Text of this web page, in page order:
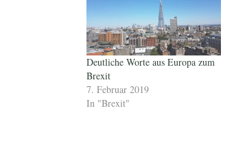
Deutliche Worte aus Europa zum
Brexit
7. Februar 2019
In "Brexit"